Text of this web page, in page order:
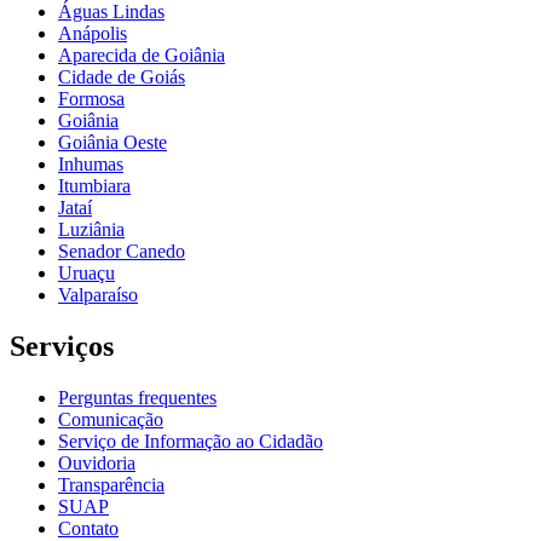
Águas Lindas
Anápolis
Aparecida de Goiânia
Cidade de Goiás
Formosa
Goiânia
Goiânia Oeste
Inhumas
Itumbiara
Jataí
Luziânia
Senador Canedo
Uruaçu
Valparaíso
Serviços
Perguntas frequentes
Comunicação
Serviço de Informação ao Cidadão
Ouvidoria
Transparência
SUAP
Contato